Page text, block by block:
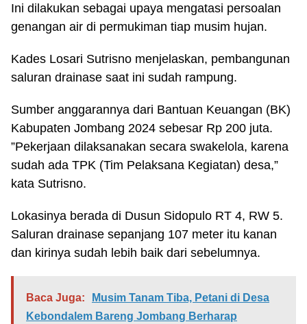
Ini dilakukan sebagai upaya mengatasi persoalan
genangan air di permukiman tiap musim hujan.
Kades Losari Sutrisno menjelaskan, pembangunan
saluran drainase saat ini sudah rampung.
Sumber anggarannya dari Bantuan Keuangan (BK)
Kabupaten Jombang 2024 sebesar Rp 200 juta.
”Pekerjaan dilaksanakan secara swakelola, karena
sudah ada TPK (Tim Pelaksana Kegiatan) desa,”
kata Sutrisno.
Lokasinya berada di Dusun Sidopulo RT 4, RW 5.
Saluran drainase sepanjang 107 meter itu kanan
dan kirinya sudah lebih baik dari sebelumnya.
Baca Juga:
Musim Tanam Tiba, Petani di Desa
Kebondalem Bareng Jombang Berharap